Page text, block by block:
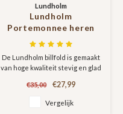
Lundholm
Lundholm
Portemonnee heren
luxe leer RFID anti-
skim - Sundsvall serie
portefeuille heren leer
- mannen cadeautjes
Billfold Bruin
De Lundholm billfold is gemaakt
van hoge kwaliteit stevig en glad
wat jaren meegaat en met de
portemonnee heeft
€35,00 €27,99
Vergelijk